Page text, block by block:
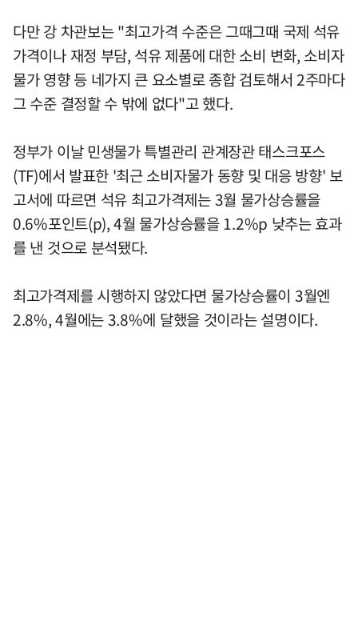
다만 강 차관보는 "최고가격 수준은 그때그때 국제 석유
가격이나 재정 부담, 석유 제품에 대한 소비 변화, 소비자
물가 영향 등 네가지 큰 요소별로 종합 검토해서 2주마다
그 수준 결정할 수 밖에 없다"고 했다.
정부가 이날 민생물가 특별관리 관계장관 태스크포스
(TF)에서 발표한 '최근 소비자물가 동향 및 대응 방향' 보
고서에 따르면 석유 최고가격제는 3월 물가상승률을
0.6%포인트(p), 4월 물가상승률을 1.2%p 낮추는 효과
를 낸 것으로 분석됐다.
최고가격제를 시행하지 않았다면 물가상승률이 3월엔
2.8%, 4월에는 3.8%에 달했을 것이라는 설명이다.